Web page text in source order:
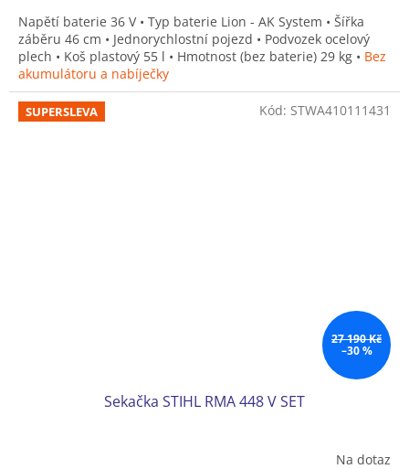
Napětí baterie 36 V • Typ baterie Lion - AK System • Šířka
záběru 46 cm • Jednorychlostní pojezd • Podvozek ocelový
plech • Koš plastový 55 l • Hmotnost (bez baterie) 29 kg • Bez
akumulátoru a nabíječky
SUPERSLEVA
27 190 Kč
–30 %
Sekačka STIHL RMA 448 V SET
Na dotaz
Kód: STWA410111431